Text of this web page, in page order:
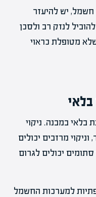
יש להיעזר
לנזק רב ולסכן
מטופלת כראוי
במבנה. ניקוי
מרזבים יכולים
יכולים לגרום
למערכות החשמל